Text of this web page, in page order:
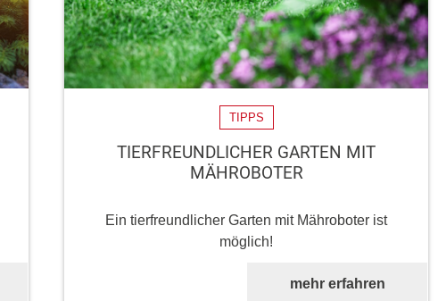
TIPPS
TIERFREUNDLICHER GARTEN MIT
MÄHROBOTER
Ein tierfreundlicher Garten mit Mähroboter ist
möglich!
mehr erfahren